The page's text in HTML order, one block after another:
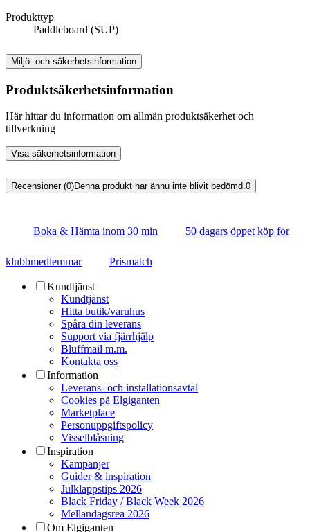
Produkttyp
Paddleboard (SUP)
Miljö- och säkerhetsinformation
Produktsäkerhetsinformation
Här hittar du information om allmän produktsäkerhet och
tillverkning
Visa säkerhetsinformation
Recensioner (0)Denna produkt har ännu inte blivit bedömd.0
Boka & Hämta inom 30 min 50 dagars öppet köp för
klubbmedlemmar Prismatch
Kundtjänst
Kundtjänst
Hitta butik/varuhus
Spåra din leverans
Support via fjärrhjälp
Bluffmail m.m.
Kontakta oss
Information
Leverans- och installationsavtal
Cookies på Elgiganten
Marketplace
Personuppgiftspolicy
Visselblåsning
Inspiration
Kampanjer
Guider & inspiration
Julklappstips 2026
Black Friday / Black Week 2026
Mellandagsrea 2026
Om Elgiganten